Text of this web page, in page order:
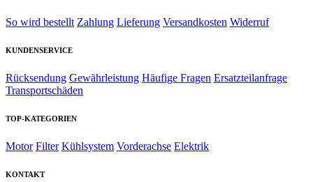
So wird bestellt Zahlung Lieferung Versandkosten Widerruf
KUNDENSERVICE
Rücksendung Gewährleistung Häufige Fragen Ersatzteilanfrage
Transportschäden
TOP-KATEGORIEN
Motor Filter Kühlsystem Vorderachse Elektrik
KONTAKT